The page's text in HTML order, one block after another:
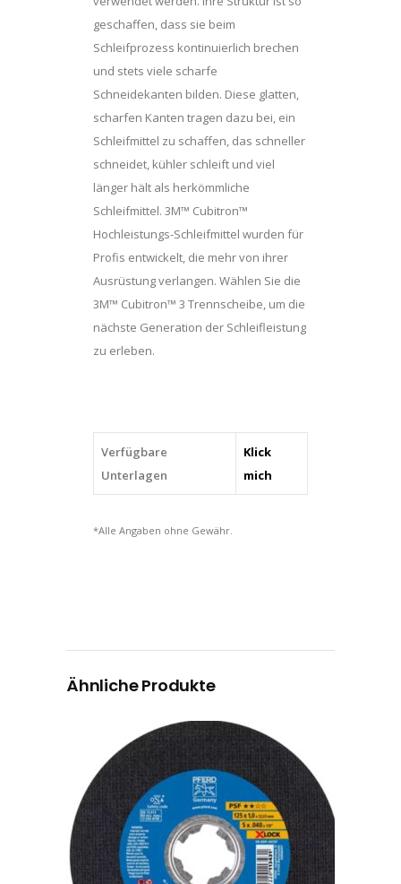
geschaffen, dass sie beim
Schleifprozess kontinuierlich brechen
und stets viele scharfe
Schneidekanten bilden. Diese glatten,
scharfen Kanten tragen dazu bei, ein
Schleifmittel zu schaffen, das schneller
schneidet, kühler schleift und viel
länger hält als herkömmliche
Schleifmittel. 3M™ Cubitron™
Hochleistungs-Schleifmittel wurden für
Profis entwickelt, die mehr von ihrer
Ausrüstung verlangen. Wählen Sie die
3M™ Cubitron™ 3 Trennscheibe, um die
nächste Generation der Schleifleistung
zu erleben.
Verfügbare
Unterlagen
Klick
mich
*Alle Angaben ohne Gewähr.
Ähnliche Produkte